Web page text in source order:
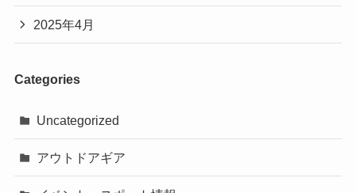
2025年4月
Categories
Uncategorized
アウトドアギア